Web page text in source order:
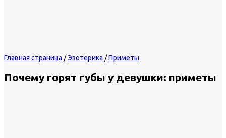
Главная страница /Эзотерика /Приметы
Почему горят губы у девушки: приметы